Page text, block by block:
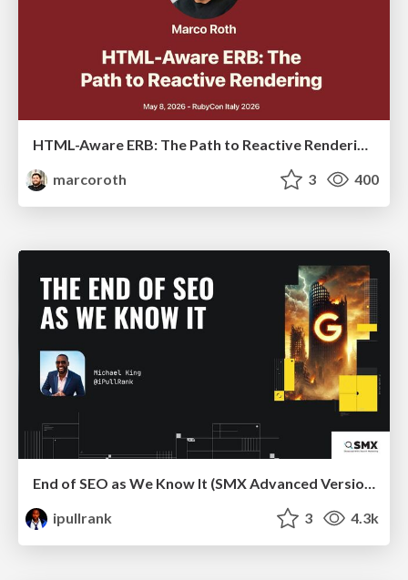
HTML-Aware ERB: The Path to Reactive Rendering @ RubyCon 2026, Rimini, Italy
marcoroth
3 400
End of SEO as We Know It (SMX Advanced Version)
ipullrank
3 4.3k